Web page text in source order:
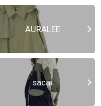
AURALEE
sacai